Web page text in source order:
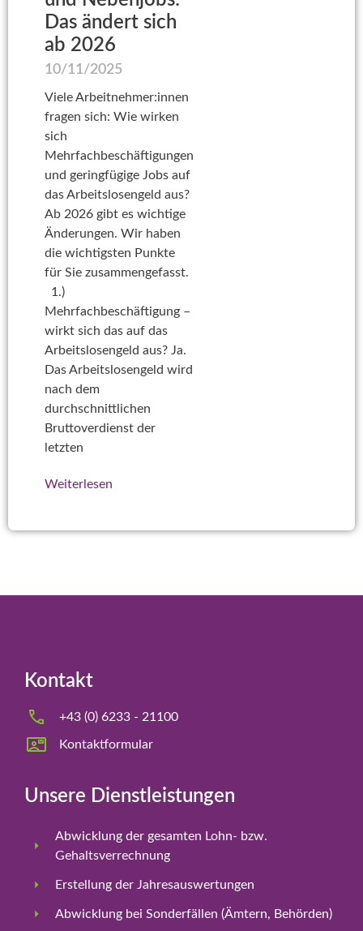
Das ändert sich
ab 2026
10/11/2025
Viele Arbeitnehmer:innen
fragen sich: Wie wirken
sich
Mehrfachbeschäftigungen
und geringfügige Jobs auf
das Arbeitslosengeld aus?
Ab 2026 gibt es wichtige
Änderungen. Wir haben
die wichtigsten Punkte
für Sie zusammengefasst.
1.)
Mehrfachbeschäftigung –
wirkt sich das auf das
Arbeitslosengeld aus? Ja.
Das Arbeitslosengeld wird
nach dem
durchschnittlichen
Bruttoverdienst der
letzten
Weiterlesen
Kontakt
+43 (0) 6233 - 21100
Kontaktformular
Unsere Dienstleistungen
Abwicklung der gesamten Lohn- bzw.
Gehaltsverrechnung
Erstellung der Jahresauswertungen
Abwicklung bei Sonderfällen (Ämtern, Behörden)